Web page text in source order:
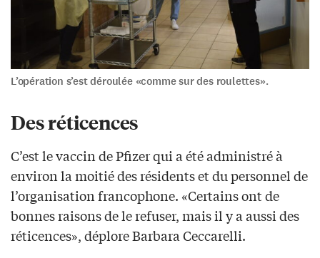
L’opération s’est déroulée «comme sur des roulettes».
Des réticences
C’est le vaccin de Pfizer qui a été administré à
environ la moitié des résidents et du personnel de
l’organisation francophone. «Certains ont de
bonnes raisons de le refuser, mais il y a aussi des
réticences», déplore Barbara Ceccarelli.